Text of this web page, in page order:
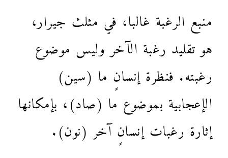
منبع الرغبة غالبا، في مثلث جيرار،
هو تقليد رغبة الآخر وليس موضوع
رغبته. فنظرة إنسانٍ ما (سين)
الإعجابية بموضوع ما (صاد)، بإمكانها
إثارة رغبات إنسانٍ آخر (نون).